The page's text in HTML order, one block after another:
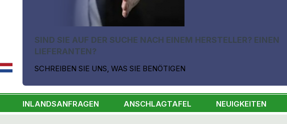
SIND SIE AUF DER SUCHE NACH EINEM HERSTELLER? EINEN
LIEFERANTEN?
SCHREIBEN SIE UNS, WAS SIE BENÖTIGEN
INLANDSANFRAGEN ANSCHLAGTAFEL NEUIGKEITEN